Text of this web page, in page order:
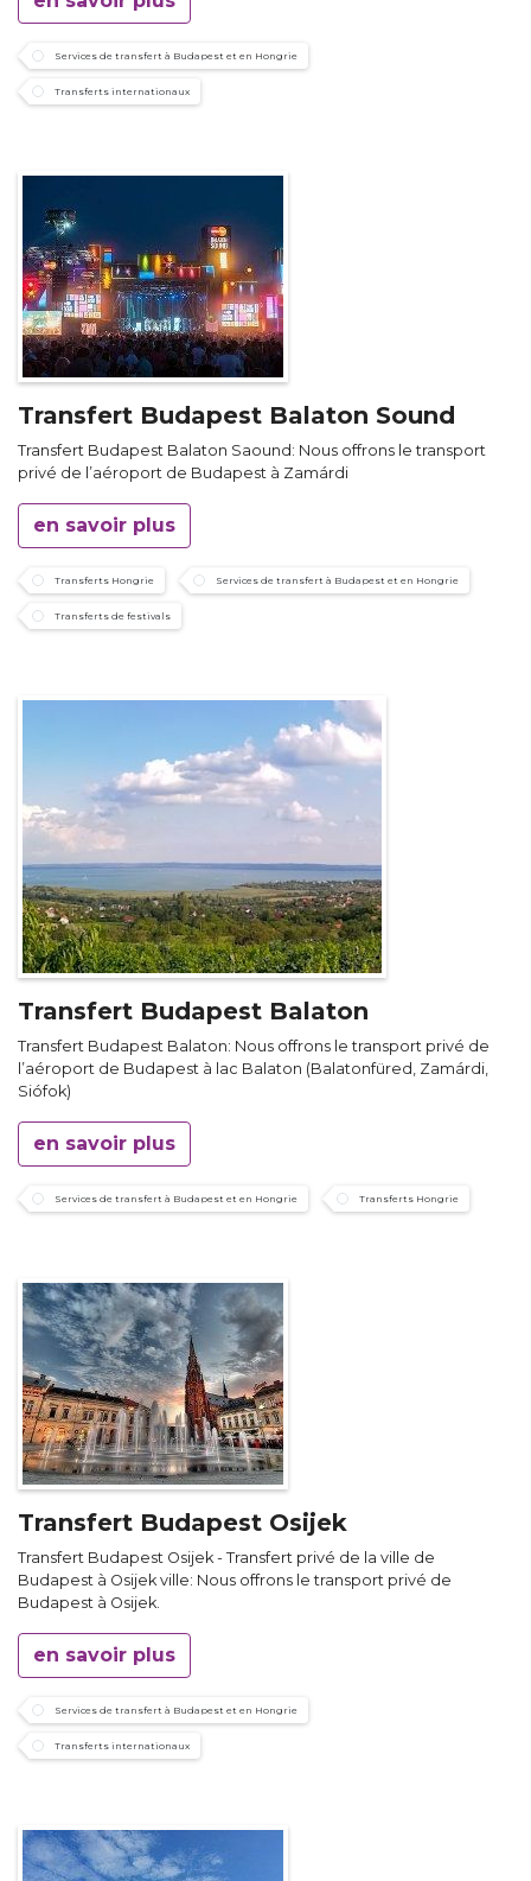
Services de transfert à Budapest et en Hongrie
Transferts internationaux
Transfert Budapest Balaton Sound
Transfert Budapest Balaton Saound: Nous offrons le transport
privé de l’aéroport de Budapest à Zamárdi
en savoir plus
Transferts Hongrie Services de transfert à Budapest et en Hongrie
Transferts de festivals
Transfert Budapest Balaton
Transfert Budapest Balaton: Nous offrons le transport privé de
l’aéroport de Budapest à lac Balaton (Balatonfüred, Zamárdi,
Siófok)
en savoir plus
Services de transfert à Budapest et en Hongrie Transferts Hongrie
Transfert Budapest Osijek
Transfert Budapest Osijek - Transfert privé de la ville de
Budapest à Osijek ville: Nous offrons le transport privé de
Budapest à Osijek.
en savoir plus
Services de transfert à Budapest et en Hongrie
Transferts internationaux